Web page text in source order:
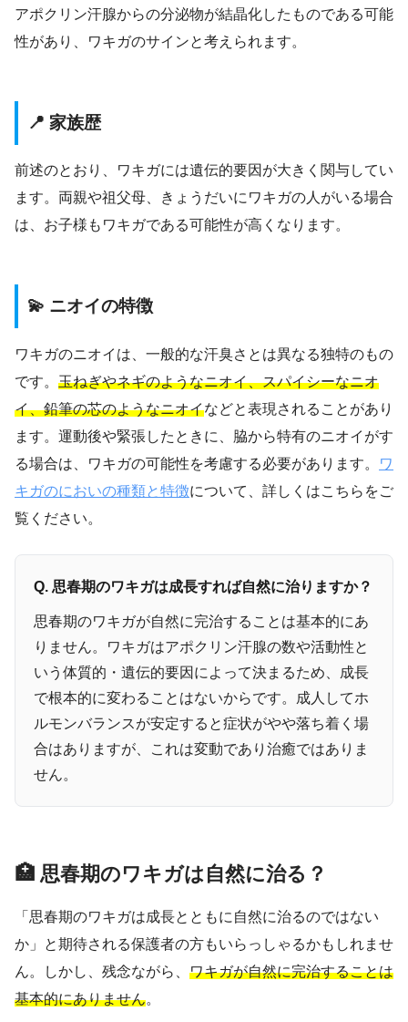
アポクリン汗腺からの分泌物が結晶化したものである可能
性があり、ワキガのサインと考えられます。
📍 家族歴
前述のとおり、ワキガには遺伝的要因が大きく関与してい
ます。両親や祖父母、きょうだいにワキガの人がいる場合
は、お子様もワキガである可能性が高くなります。
💫 ニオイの特徴
ワキガのニオイは、一般的な汗臭さとは異なる独特のもの
です。 玉ねぎやネギのようなニオイ、スパイシーなニオ
イ、鉛筆の芯のようなニオイなどと表現されることがあり
ます。運動後や緊張したときに、脇から特有のニオイがす
る場合は、ワキガの可能性を考慮する必要があります。
ワ
キガのにおいの種類と特徴について、詳しくはこちらをご
覧ください。
Q. 思春期のワキガは成長すれば自然に治りますか？
思春期のワキガが自然に完治することは基本的にあ
りません。ワキガはアポクリン汗腺の数や活動性と
いう体質的・遺伝的要因によって決まるため、成長
で根本的に変わることはないからです。成人してホ
ルモンバランスが安定すると症状がやや落ち着く場
合はありますが、これは変動であり治癒ではありま
せん。
🏥 思春期のワキガは自然に治る？
「思春期のワキガは成長とともに自然に治るのではない
か」と期待される保護者の方もいらっしゃるかもしれませ
ん。しかし、残念ながら、 ワキガが自然に完治することは
基本的にありません。